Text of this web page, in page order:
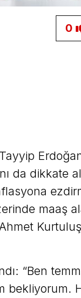
0
da dikkate
maaş
“Ben
bekliyorum.